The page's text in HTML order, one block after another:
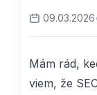
09.03.2026
Mám rád,
viem, že